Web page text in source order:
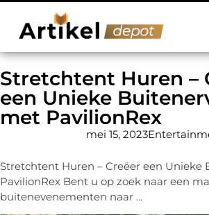
Stretchtent Huren –
een Unieke
met PavilionRex
mei 15, 2023
Stretchtent Huren – Creëer een
PavilionRex Bent u op zoek naar een
buitenevenementen naar ...